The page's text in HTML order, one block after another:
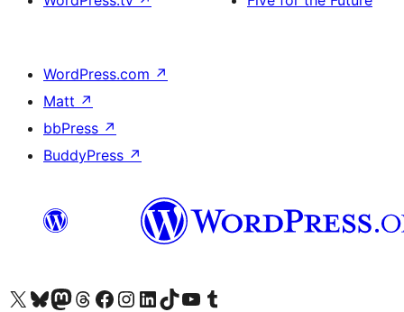
WordPress.com ↗
Matt ↗
bbPress ↗
BuddyPress ↗
Acessar nossa conta do X (antigo Twitter)
Acessar nossa conta do Bluesky
Acessar nossa conta do Mastodon
Acessar nossa conta do Threads
Acessar nossa página do Facebook
Acessar nossa conta do Instagram
Acessar nossa conta do LinkedIn
Acessar nossa conta do TikTok
Acessar nosso canal do YouTube
Acessar nossa conta no Tumblr